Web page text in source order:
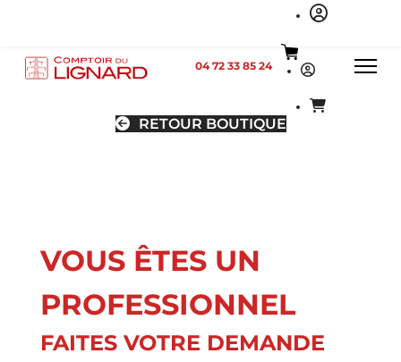
04 72 33 85 24
RETOUR BOUTIQUE
VOUS ÊTES UN
PROFESSIONNEL
FAITES VOTRE DEMANDE